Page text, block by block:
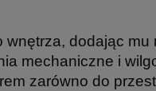
dodając
mechaniczne i
zarówno do